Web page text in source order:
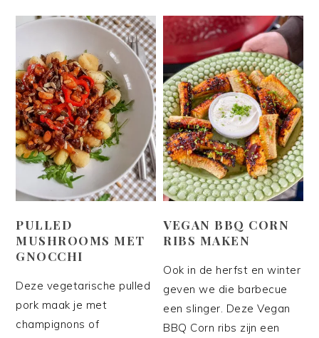
PULLED
MUSHROOMS MET
GNOCCHI
Deze vegetarische pulled
pork maak je met
champignons of
VEGAN BBQ CORN
RIBS MAKEN
Ook in de herfst en winter
geven we die barbecue
een slinger. Deze Vegan
BBQ Corn ribs zijn een